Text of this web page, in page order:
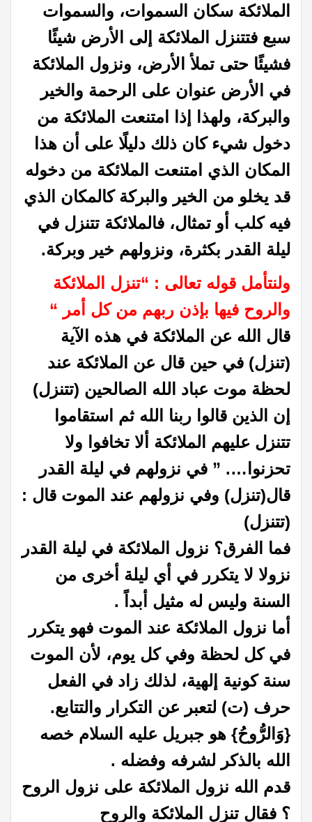
الملائكة سكان السموات، والسموات
سبع فتتنزل الملائكة إلى الأرض شيئًا
فشيئًا حتى تملأ الأرض، ونزول الملائكة
في الأرض عنوان على الرحمة والخير
والبركة، ولهذا إذا امتنعت الملائكة من
دخول شيء كان ذلك دليلًا على أن هذا
المكان الذي امتنعت الملائكة من دخوله
قد يخلو من الخير والبركة كالمكان الذي
فيه كلب أو تمثال، فالملائكة تتنزل في
ليلة القدر بكثرة، ونزولهم خير وبركة‏.‏
ولنتأمل قوله تعالى : “تنزل الملائكة
والروح فيها بإذن ربهم من كل أمر “
قال الله عن الملائكة في هذه الآية
(تنزل) في حين قال عن الملائكة عند
لحظة موت عباد الله الصالحين (تتنزل)
إن الذين قالوا ربنا الله ثم استقاموا
تتنزل عليهم الملائكة ألا تخافوا ولا
تحزنوا…. ” في نزولهم في ليلة القدر
قال(تنزل) وفي نزولهم عند الموت قال :
(تتنزل)
فما الفرق؟ نزول الملائكة في ليلة القدر
نزولا لا يتكرر في أي ليلة أخرى من
السنة وليس له مثيل أبداً .
أما نزول الملائكة عند الموت فهو يتكرر
في كل لحظة وفي كل يوم، لأن الموت
سنة كونية إلهية، لذلك زاد في الفعل
حرف (ت) لتعبر عن التكرار والتتابع.
‏{‏وَالرُّوحُ‏}‏ هو جبريل عليه السلام خصه
الله بالذكر لشرفه وفضله .
قدم الله نزول الملائكة على نزول الروح
؟ فقال تنزل الملائكة والروح